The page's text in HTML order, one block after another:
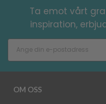
Ta emot vårt
inspiration,
OM OSS